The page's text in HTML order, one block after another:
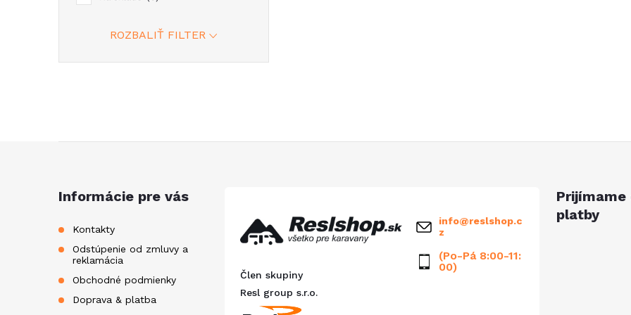
ROZBALIŤ FILTER
Informácie pre vás
Kontakty
Odstúpenie od zmluvy a
reklamácia
Obchodné podmienky
Doprava & platba
Člen skupiny
Resl group s.r.o.
info@reslshop.c
z
(Po-Pá 8:00-11:
00)
Prijímame
platby